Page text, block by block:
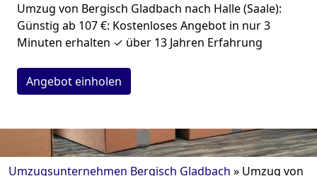
Umzug von Bergisch Gladbach nach Halle (Saale):
Günstig ab 107 €: Kostenloses Angebot in nur 3
Minuten erhalten ✓ über 13 Jahren Erfahrung
Angebot einholen
Umzugsunternehmen Bergisch Gladbach » Umzug von